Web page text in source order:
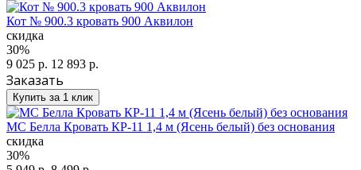
Кот № 900.3 кровать 900 Аквилон
скидка
30%
9 025 р. 12 893 р.
Заказать
Купить за 1 клик
МС Белла Кровать КР-11 1,4 м (Ясень белый) без основания
скидка
30%